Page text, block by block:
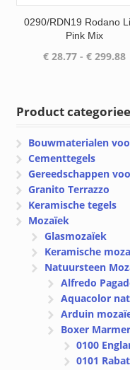
0290/RDN19 Rodano
Pink Mix
€28.77 - €299.88
Product
Bouwmaterialen
Cementtegels
Gereedschappen
Granito Terrazzo
Keramische tegels
Mozaïek
Glasmozaïek
Keramische
Natuursteen
Alfredo
Aquacolor
Arduin
Boxer
0100
0101 Rabat